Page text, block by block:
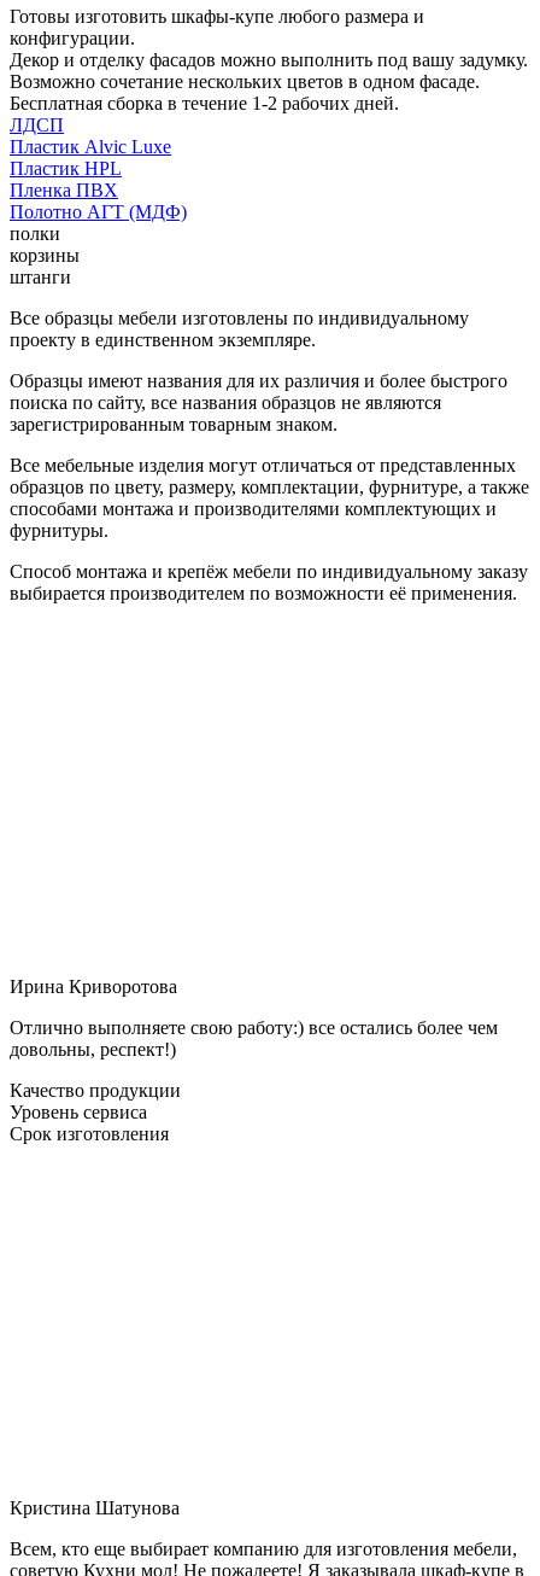
Готовы изготовить шкафы-купе любого размера и
конфигурации.
Декор и отделку фасадов можно выполнить под вашу задумку.
Возможно сочетание нескольких цветов в одном фасаде.
Бесплатная сборка в течение 1-2 рабочих дней.
ЛДСП
Пластик Alvic Luxe
Пластик HPL
Пленка ПВХ
Полотно АГТ (МДФ)
полки
корзины
штанги
Все образцы мебели изготовлены по индивидуальному
проекту в единственном экземпляре.
Образцы имеют названия для их различия и более быстрого
поиска по сайту, все названия образцов не являются
зарегистрированным товарным знаком.
Все мебельные изделия могут отличаться от представленных
образцов по цвету, размеру, комплектации, фурнитуре, а также
способами монтажа и производителями комплектующих и
фурнитуры.
Способ монтажа и крепёж мебели по индивидуальному заказу
выбирается производителем по возможности её применения.
Ирина Криворотова
Отлично выполняете свою работу:) все остались более чем
довольны, респект!)
Качество продукции
Уровень сервиса
Срок изготовления
Кристина Шатунова
Всем, кто еще выбирает компанию для изготовления мебели,
советую Кухни мол! Не пожалеете! Я заказывала шкаф-купе в